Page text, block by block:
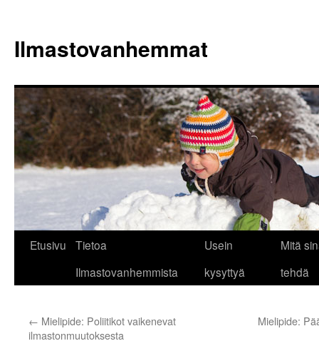
Ilmastovanhemmat
Etusivu
Tietoa
Ilmastovanhemmista
Usein
kysyttyä
Mitä
tehdä
← Mielipide: Poliitikot vaikenevat
ilmastonmuutoksesta
Mielipide: